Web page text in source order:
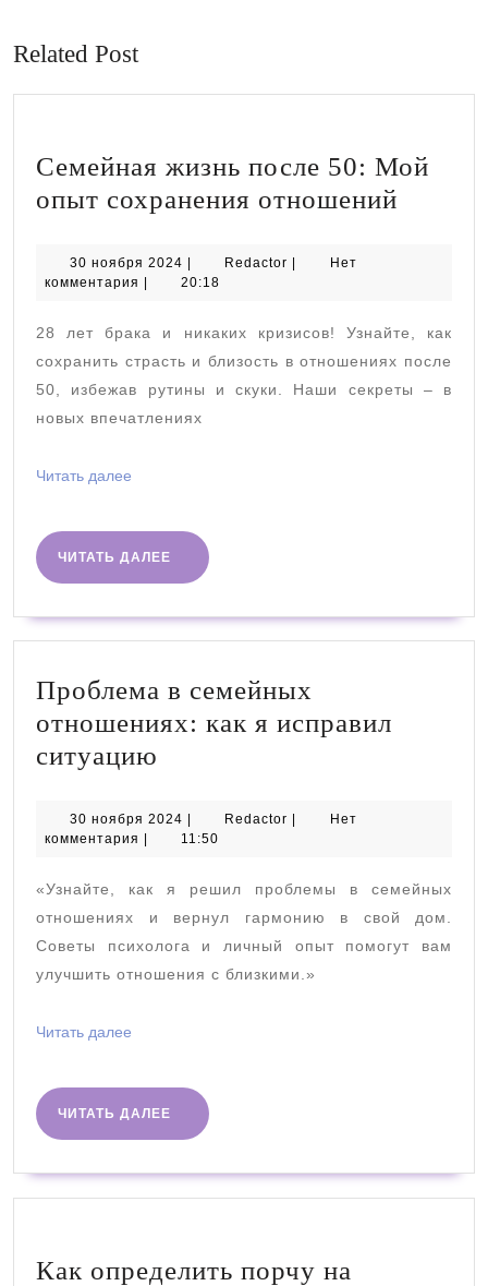
Related Post
Семейная жизнь после 50: Мой
опыт сохранения отношений
Мой
опыт
30 ноября 2024 30
ноября
Redactor Redactor
Нет
комментария
20:18
28 лет брака и никаких кризисов! Узнайте, как
сохранить страсть и близость в отношениях после
50, избежав рутины и скуки. Наши секреты – в
новых впечатлениях
Читать далее
ЧИТАТЬ ДАЛЕЕ
ЧИТАТЬ
ДАЛЕЕ
Проблема в семейных
отношениях: как я исправил
ситуацию
семейных
отношениях:
как
исправил
ситуацию
30 ноября 2024 30
ноября
Redactor Redactor
Нет
комментария
11:50
«Узнайте, как я решил проблемы в семейных
отношениях и вернул гармонию в свой дом.
Советы психолога и личный опыт помогут вам
улучшить отношения с близкими.»
Читать далее
ЧИТАТЬ ДАЛЕЕ
ЧИТАТЬ
ДАЛЕЕ
Как определить порчу на